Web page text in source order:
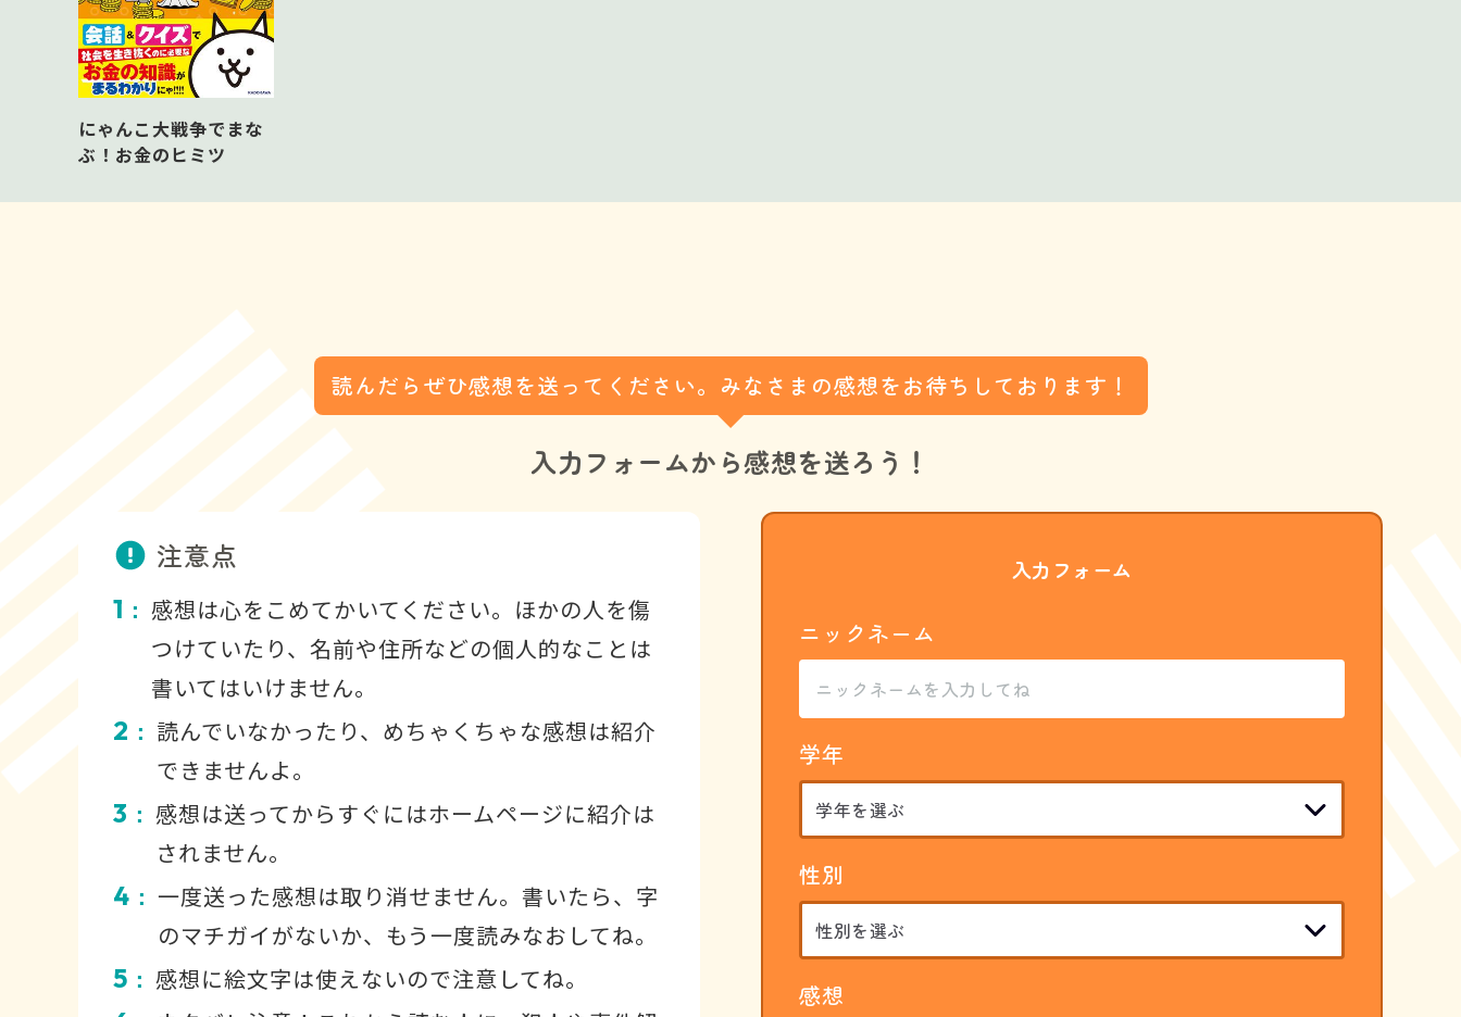
にゃんこ大戦争でまな
ぶ！お金のヒミツ
読んだらぜひ感想を送ってください。みなさまの感想をお待ちしております！
入力フォームから感想を送ろう！
注意点
1 ： 感想は心をこめてかいてください。ほかの人を傷
つけていたり、名前や住所などの個人的なことは
書いてはいけません。
2 ： 読んでいなかったり、めちゃくちゃな感想は紹介
できませんよ。
3 ： 感想は送ってからすぐにはホームページに紹介は
されません。
4 ： 一度送った感想は取り消せません。書いたら、字
のマチガイがないか、もう一度読みなおしてね。
5 ： 感想に絵文字は使えないので注意してね。
入力フォーム
ニックネーム
学年
性別
感想